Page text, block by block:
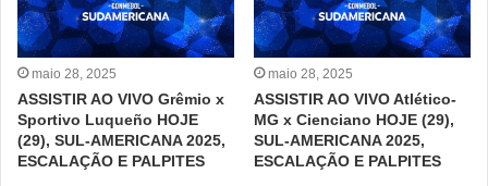
maio 28, 2025
ASSISTIR AO VIVO Grêmio x
Sportivo Luqueño HOJE
(29), SUL-AMERICANA 2025,
ESCALAÇÃO E PALPITES
maio 28, 2025
ASSISTIR AO VIVO Atlético-
MG x Cienciano HOJE (29),
SUL-AMERICANA 2025,
ESCALAÇÃO E PALPITES